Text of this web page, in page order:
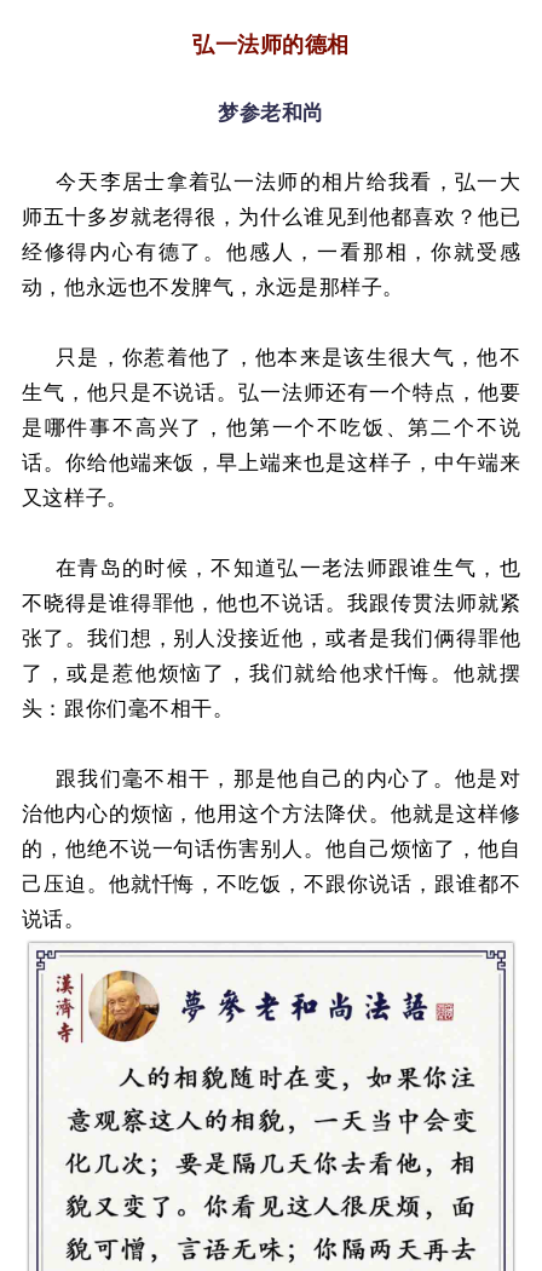
弘一法师的德相
梦参老和尚
今天李居士拿着弘一法师的相片给我看，弘一大
师五十多岁就老得很，为什么谁见到他都喜欢？ 他已
经修得内心有德了。他感人，一看那相，你就受感
动，他永远也不发脾气，永远是那样子。
只是，你惹着他了，他本来是该生很大气，他不
生气，他只是不说话。弘一法师还有一个特点，他要
是哪件事不高兴了，他第一个不吃饭、第二个不说
话。 你给他端来饭，早上端来也是这样子，中午端来
又这样子。
在青岛的时候，不知道弘一老法师跟谁生气，也
不晓得是谁得罪他，他也不说话。 我跟传贯法师就紧
张了。 我们想，别人没接近他，或者是我们俩得罪他
了，或是惹他烦恼了，我们就给他求忏悔。 他就摆
头： 跟你们毫不相干。
跟我们毫不相干，那是他自己的内心了。 他是对
治他内心的烦恼，他用这个方法降伏。 他就是这样修
的，他绝不说一句话伤害别人。他自己烦恼了，他自
己压迫。 他就忏悔，不吃饭，不跟你说话，跟谁都不
说话。